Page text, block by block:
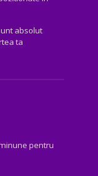
absolut
ta
pentru